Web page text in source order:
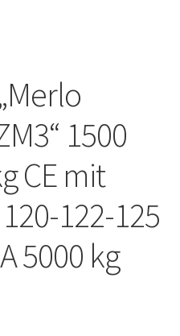
1500
CE mit
122-125
5000 kg